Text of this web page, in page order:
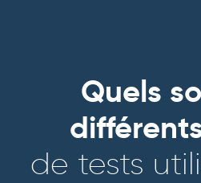
Quels
de tests